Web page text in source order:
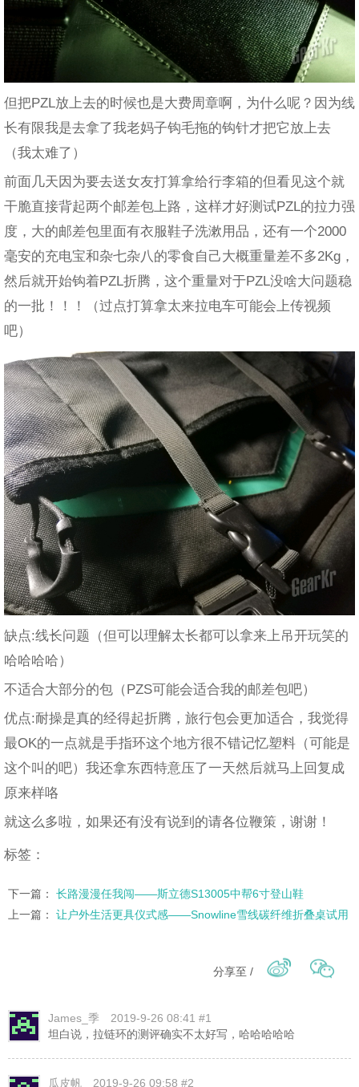
但把PZL放上去的时候也是大费周章啊，为什么呢？因为线
长有限我是去拿了我老妈子钩毛拖的钩针才把它放上去
（我太难了）
前面几天因为要去送女友打算拿给行李箱的但看见这个就
干脆直接背起两个邮差包上路，这样才好测试PZL的拉力强
度，大的邮差包里面有衣服鞋子洗漱用品，还有一个2000
毫安的充电宝和杂七杂八的零食自己大概重量差不多2Kg，
然后就开始钩着PZL折腾，这个重量对于PZL没啥大问题稳
的一批！！！（过点打算拿太来拉电车可能会上传视频
吧）
缺点:线长问题（但可以理解太长都可以拿来上吊开玩笑的
哈哈哈哈）
不适合大部分的包（PZS可能会适合我的邮差包吧）
优点:耐操是真的经得起折腾，旅行包会更加适合，我觉得
最OK的一点就是手指环这个地方很不错记忆塑料（可能是
这个叫的吧）我还拿东西特意压了一天然后就马上回复成
原来样咯
就这么多啦，如果还有没有说到的请各位鞭策，谢谢！
标签：
下一篇： 长路漫漫任我闯——斯立德S13005中帮6寸登山鞋
上一篇： 让户外生活更具仪式感——Snowline雪线碳纤维折叠桌试用
分享至 /
James_季
2019-9-26 08:41 #1
坦白说，拉链环的测评确实不太好写，哈哈哈哈哈
瓜皮帆 2019-9-26 09:58 #2